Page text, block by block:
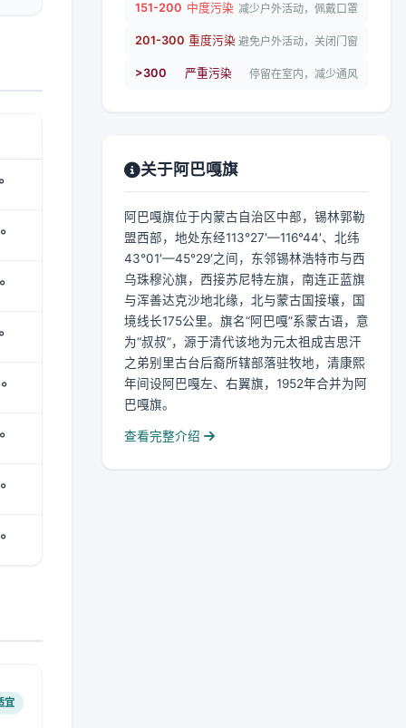
宜
151-200 中度污染 减少户外活动，佩戴口罩
201-300 重度污染 避免户外活动，关闭门窗
>300 严重污染 停留在室内，减少通风
关于阿巴嘎旗
阿巴嘎旗位于内蒙古自治区中部，锡林郭勒
盟西部，地处东经113°27′—116°44′、北纬
43°01′—45°29′之间，东邻锡林浩特市与西
乌珠穆沁旗，西接苏尼特左旗，南连正蓝旗
与浑善达克沙地北缘，北与蒙古国接壤，国
境线长175公里。旗名“阿巴嘎”系蒙古语，意
为“叔叔”，源于清代该地为元太祖成吉思汗
之弟别里古台后裔所辖部落驻牧地，清康熙
年间设阿巴嘎左、右翼旗，1952年合并为阿
巴嘎旗。
查看完整介绍